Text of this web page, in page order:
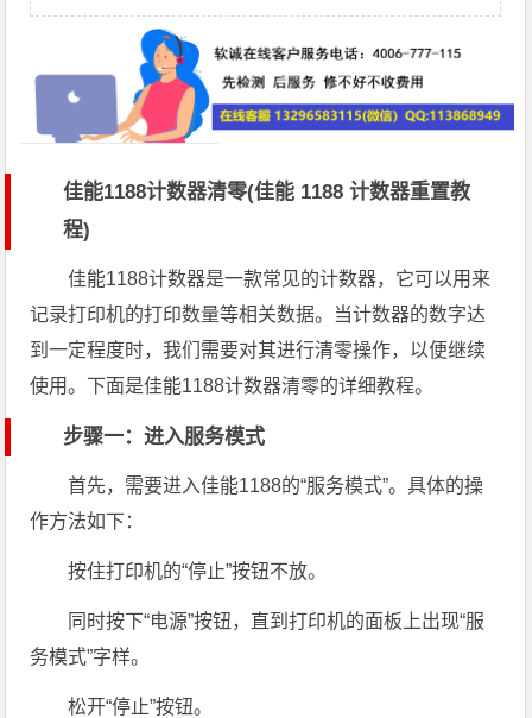
佳能1188计数器清零(佳能 1188 计数器重置教
程)
佳能1188计数器是一款常见的计数器，它可以用来
记录打印机的打印数量等相关数据。当计数器的数字达
到一定程度时，我们需要对其进行清零操作，以便继续
使用。下面是佳能1188计数器清零的详细教程。
步骤一：进入服务模式
首先，需要进入佳能1188的“服务模式”。具体的操
作方法如下：
按住打印机的“停止”按钮不放。
同时按下“电源”按钮，直到打印机的面板上出现“服
务模式”字样。
松开“停止”按钮。